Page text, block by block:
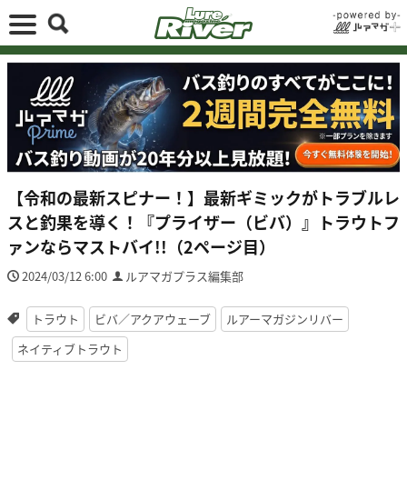
【令和の最新スピナー！】最新ギミックがトラブルレ
スと釣果を導く！『プライザー（ビバ）』トラウトフ
ァンならマストバイ!!（2ページ目）
2024/03/12 6:00 ルアマガプラス編集部
トラウト ビバ／アクアウェーブ
ルアーマガジンリバー
ネイティブトラウト